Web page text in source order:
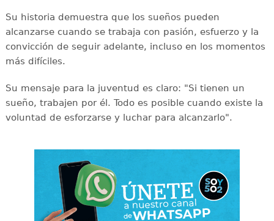
Su historia demuestra que los sueños pueden
alcanzarse cuando se trabaja con pasión, esfuerzo y la
convicción de seguir adelante, incluso en los momentos
más difíciles.
Su mensaje para la juventud es claro: "Si tienen un
sueño, trabajen por él. Todo es posible cuando existe la
voluntad de esforzarse y luchar para alcanzarlo".